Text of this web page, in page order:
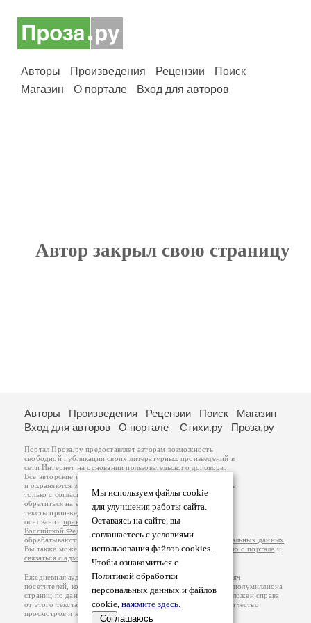
Авторы Произведения Рецензии
Поиск
Магазин
О портале Вход для авторов
Автор закрыл свою страницу
Мы используем файлы cookie
для улучшения работы сайта.
Оставаясь на сайте, вы
соглашаетесь с условиями
использования файлов cookies.
Чтобы ознакомиться с
Политикой обработки
персональных данных и файлов
cookie, нажмите здесь.
Соглашаюсь
Авторы Произведения Рецензии Поиск
Магазин
Вход для авторов
О портале Стихи.ру Проза.ру
Портал Проза.ру предоставляет авторам возможность
свободной публикации своих литературных произведений в
сети Интернет на основаниипользовательского договора
Все авторские права на произведения принадлежат авторам
и охраняются законом
. Перепечатка произведений возможна
только с согласия его автора, к которому вы можете
обратиться на его авторской странице. Ответственность за
тексты произведений авторы несут самостоятельно на
основанииправил публикацииизаконодательства
Российской Федерации
обрабатываются на основанииПолитики обработки персональных данных
Вы также можете посмотреть более подробнуюинформацию о портале и
связаться с администрацией
Ежедневная аудитория портала Проза.ру – порядка 100 тысяч
посетителей, которые в общей сумме просматривают более полумиллиона
страниц по данным счетчика посещаемости, который расположен справа
от этого текста. В каждой графе указано по две цифры: количество
просмотров и количество посетителей.